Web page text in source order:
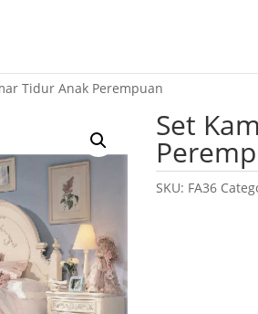
Tidur Anak Perempuan
Set
SKU: FA36